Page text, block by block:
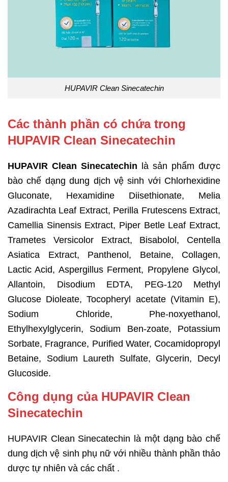
HUPAVIR Clean Sinecatechin
Các thành phần có chứa trong
HUPAVIR Clean Sinecatechin
HUPAVIR Clean Sinecatechin là sản phẩm được
bào chế dạng dung dịch vệ sinh với Chlorhexidine
Gluconate, Hexamidine Diisethionate, Melia
Azadirachta Leaf Extract, Perilla Frutescens Extract,
Camellia Sinensis Extract, Piper Betle Leaf Extract,
Trametes Versicolor Extract, Bisabolol, Centella
Asiatica Extract, Panthenol, Betaine, Collagen,
Lactic Acid, Aspergillus Ferment, Propylene Glycol,
Allantoin, Disodium EDTA, PEG-120 Methyl
Glucose Dioleate, Tocopheryl acetate (Vitamin E),
Sodium Chloride, Phe-noxyethanol,
Ethylhexylglycerin, Sodium Ben-zoate, Potassium
Sorbate, Fragrance, Purified Water, Cocamidopropyl
Betaine, Sodium Laureth Sulfate, Glycerin, Decyl
Glucoside.
Công dụng của HUPAVIR Clean
Sinecatechin
HUPAVIR Clean Sinecatechin là một dạng bào chế
dung dịch vệ sinh phụ nữ với nhiều thành phần thảo
dược tự nhiên và các chất .